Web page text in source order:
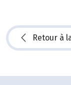
Retour à